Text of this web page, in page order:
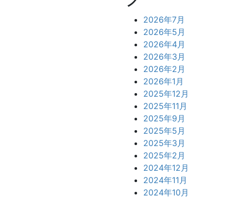
2026年7月
2026年5月
2026年4月
2026年3月
2026年2月
2026年1月
2025年12月
2025年11月
2025年9月
2025年5月
2025年3月
2025年2月
2024年12月
2024年11月
2024年10月